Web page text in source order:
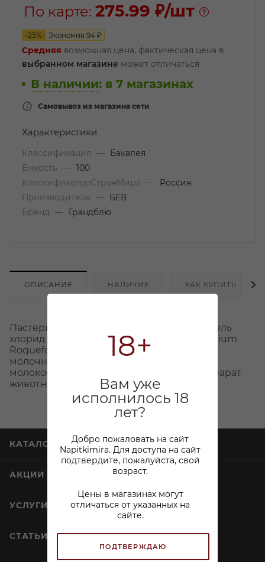
18+
Вам уже
исполнилось 18
лет?
Добро пожаловать на сайт
Napitkimira. Для доступа на сайт
подтвердите, пожалуйста, свой
возраст.
Цены в магазинах могут
отличаться от указанных на
сайте.
ПОДТВЕРЖДАЮ
По карте: 275.99 ₽/шт
-25% Экономия 94 ₽
Средняя возможная цена, фактическая цена в
выбранном магазине может отличаться
В наличии: в 7 магазинах
Самовывоз из магазина сети
Характеристики
Классификация —
Бакалея
Емкость
— 100
КлассификаторСтранМира
—
Россия
Производитель
—
БЕВ
Бренд
— Грандблю
ОПИСАНИЕ НАЛИЧИЕ КАК КУПИТЬ
Пастеризованное молоко, соль, уплотнитель
хлорид кальция, плесневые грибы Penicillium
Roqueforti, бактериальная закваска
молочнокислых мезофильных,
молокосвертывающий ферментный препарат
животного происхождения.
КАТАЛОГ
АКЦИИ
УСЛУГИ
СТАТЬИ